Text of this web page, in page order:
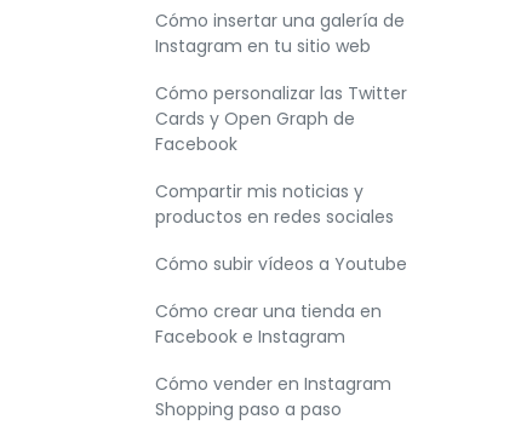
Cómo insertar una galería de
Instagram en tu sitio web
Cómo personalizar las Twitter
Cards y Open Graph de
Facebook
Compartir mis noticias y
productos en redes sociales
Cómo subir vídeos a Youtube
Cómo crear una tienda en
Facebook e Instagram
Cómo vender en Instagram
Shopping paso a paso